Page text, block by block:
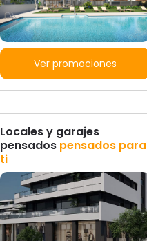
Ver promociones
Locales y garajes
pensados pensados para
ti